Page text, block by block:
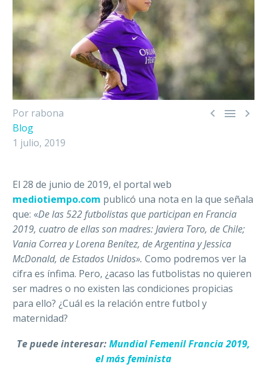
  
Por rabona
Blog
1 julio, 2019
El 28 de junio de 2019, el portal web
mediotiempo.com publicó una nota en la que señala
que: «De las 522 futbolistas que participan en Francia
2019, cuatro de ellas son madres: Javiera Toro, de Chile;
Vania Correa y Lorena Benítez, de Argentina y Jessica
McDonald, de Estados Unidos». Como podremos ver la
cifra es ínfima. Pero, ¿acaso las futbolistas no quieren
ser madres o no existen las condiciones propicias
para ello? ¿Cuál es la relación entre futbol y
maternidad?
Te puede interesar:Mundial Femenil Francia 2019,
el más feminista